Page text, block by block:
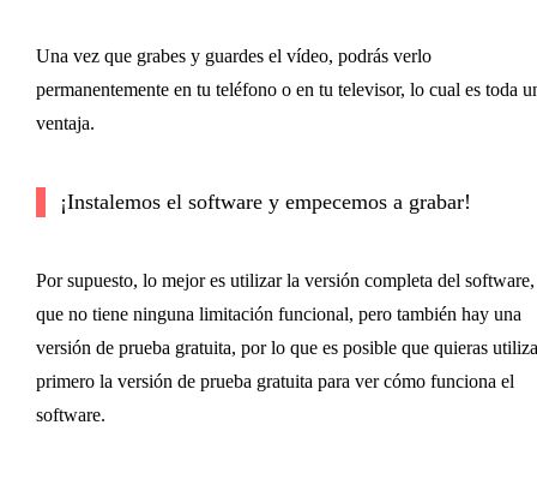
Una vez que grabes y guardes el vídeo, podrás verlo
permanentemente en tu teléfono o en tu televisor, lo cual es toda
ventaja.
¡Instalemos el software y empecemos a grabar!
Por supuesto, lo mejor es utilizar la versión completa del software,
que no tiene ninguna limitación funcional, pero también hay una
versión de prueba gratuita, por lo que es posible que quieras
primero la versión de prueba gratuita para ver cómo funciona el
software.